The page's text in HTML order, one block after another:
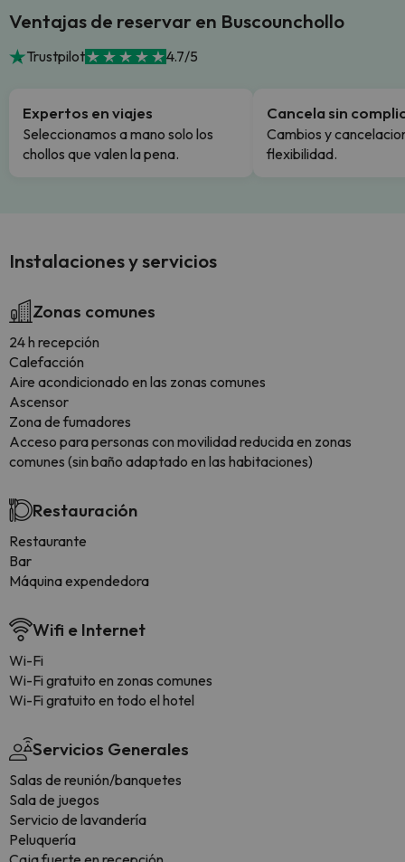
Ventajas de reservar en Buscounchollo
Trustpilot 4.7/5
Expertos en viajes
Seleccionamos a mano solo los
chollos que valen la pena.
Cancela sin
Cambios y
flexibilidad.
Instalaciones y servicios
Zonas comunes
24 h recepción
Calefacción
Aire acondicionado en las zonas comunes
Ascensor
Zona de fumadores
Acceso para personas con movilidad reducida en zonas
comunes (sin baño adaptado en las habitaciones)
Restauración
Restaurante
Bar
Máquina expendedora
Wifi e Internet
Wi-Fi
Wi-Fi gratuito en zonas comunes
Wi-Fi gratuito en todo el hotel
Servicios Generales
Salas de reunión/banquetes
Sala de juegos
Servicio de lavandería
Peluquería